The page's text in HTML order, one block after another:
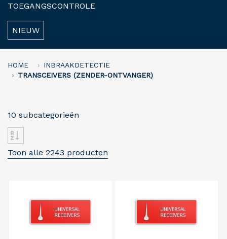
TOEGANGSCONTROLE
NIEUW
HOME
INBRAAKDETECTIE
TRANSCEIVERS (ZENDER-ONTVANGER)
10 subcategorieën
Toon alle 2243 producten